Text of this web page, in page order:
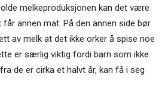
melkeproduksjonen kan det være
annen mat. På den annen side bør
av melk at det ikke orker å spise noe
er særlig viktig fordi barn som ikke
de er cirka et halvt år, kan få i seg